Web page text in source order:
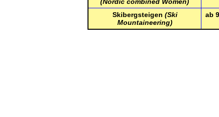
Skibergsteigen (Ski
Mountaineering)
ab